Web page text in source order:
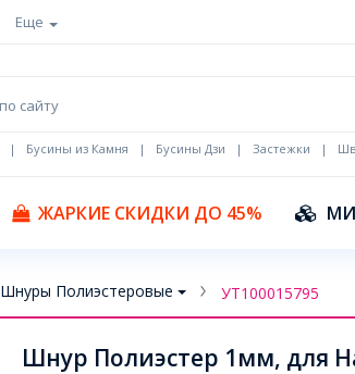
Еще
| Бусины из Камня | Бусины Дзи | Застежки |
ЖАРКИЕ СКИДКИ ДО 45%
Шнуры Полиэстеровые УТ100015795
Шнур Полиэстер 1мм, для